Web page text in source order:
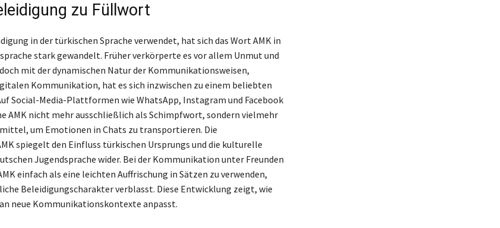
zu Füllwort
in der türkischen Sprache verwendet, hat sich das Wort AMK in
stark gewandelt. Früher verkörperte es vor allem Unmut und
mit der dynamischen Natur der Kommunikationsweisen,
Kommunikation, hat es sich inzwischen zu einem beliebten
Social-Media-Plattformen wie WhatsApp, Instagram und Facebook
AMK nicht mehr ausschließlich als Schimpfwort, sondern vielmehr
um Emotionen in Chats zu transportieren. Die
spiegelt den Einfluss türkischen Ursprungs und die kulturelle
Jugendsprache wider. Bei der Kommunikation unter Freunden
einfach als eine leichten Auffrischung in Sätzen zu verwenden,
Beleidigungscharakter verblasst. Diese Entwicklung zeigt, wie
neue Kommunikationskontexte anpasst.